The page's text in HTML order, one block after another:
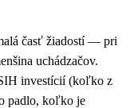
časť žiadostí — pri
uchádzačov.
investícií (koľko z
padlo, koľko je